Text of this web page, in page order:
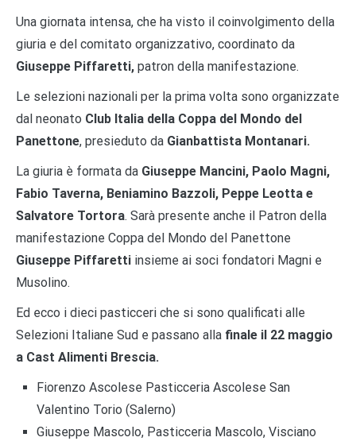
Una giornata intensa, che ha visto il coinvolgimento della
giuria e del comitato organizzativo, coordinato da
Giuseppe Piffaretti, patron della manifestazione.
Le selezioni nazionali per la prima volta sono organizzate
dal neonato Club Italia della Coppa del Mondo del
Panettone, presieduto da Gianbattista Montanari.
La giuria è formata da Giuseppe Mancini, Paolo Magni,
Fabio Taverna, Beniamino Bazzoli, Peppe Leotta e
Salvatore Tortora. Sarà presente anche il Patron della
manifestazione Coppa del Mondo del Panettone
Giuseppe Piffaretti insieme ai soci fondatori Magni e
Musolino.
Ed ecco i dieci pasticceri che si sono qualificati alle
Selezioni Italiane Sud e passano alla finale il 22 maggio
a Cast Alimenti Brescia.
Fiorenzo Ascolese Pasticceria Ascolese San
Valentino Torio (Salerno)
Giuseppe Mascolo, Pasticceria Mascolo, Visciano